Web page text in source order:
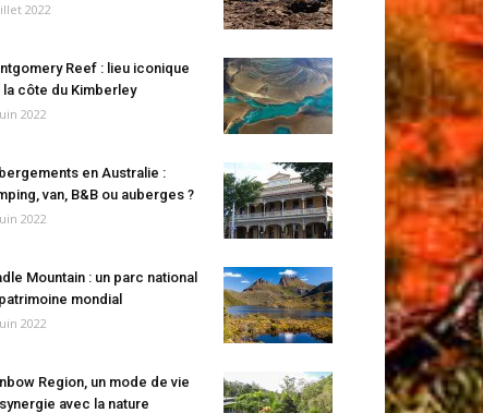
2022
Reef : lieu iconique
la côte du Kimberley
2022
en Australie :
van, B&B ou auberges ?
2022
Mountain : un parc national
mondial
2022
Region, un mode de vie
avec la nature